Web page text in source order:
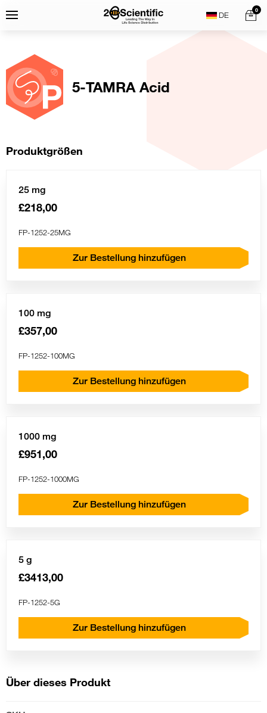
toMenu
Home
0
5-TAMRA Acid
Produktgrößen
25 mg
£218,00
FP-1252-25MG
Zur Bestellung hinzufügen
100 mg
£357,00
FP-1252-100MG
Zur Bestellung hinzufügen
1000 mg
£951,00
FP-1252-1000MG
Zur Bestellung hinzufügen
5 g
£3413,00
FP-1252-5G
Zur Bestellung hinzufügen
Über dieses Produkt